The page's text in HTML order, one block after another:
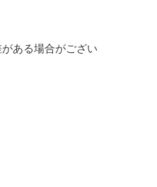
ある場合がござい